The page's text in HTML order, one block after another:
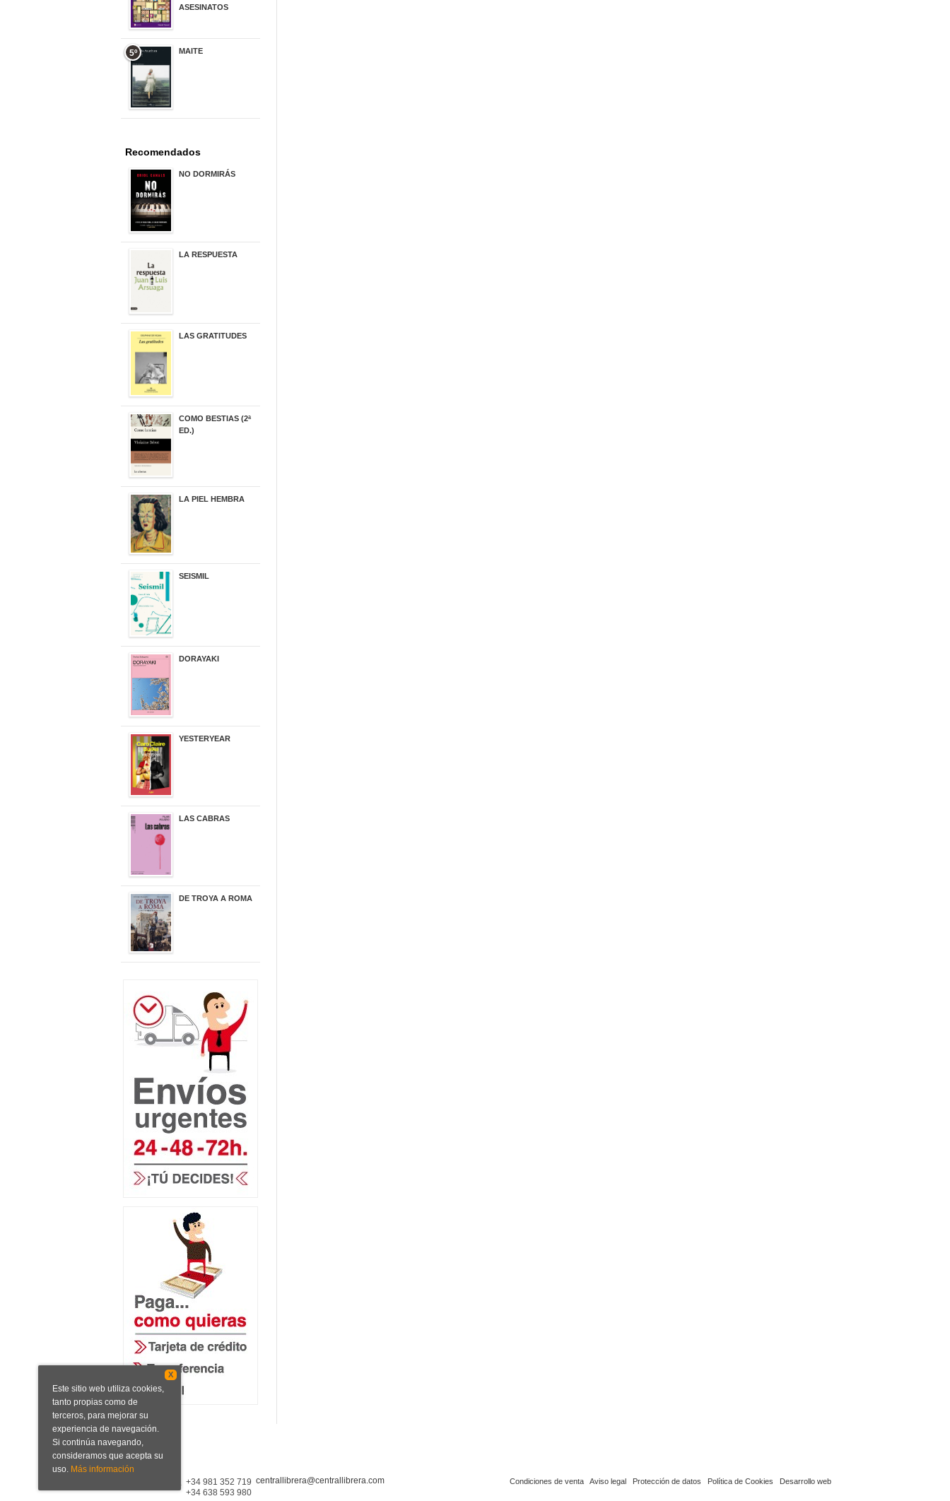
ASESINATOS
5º MAITE
Recomendados
NO DORMIRÁS
LA RESPUESTA
LAS GRATITUDES
COMO BESTIAS (2ª
ED.)
LA PIEL HEMBRA
SEISMIL
DORAYAKI
YESTERYEAR
LAS CABRAS
DE TROYA A ROMA
Condiciones de venta Aviso legal Protección de datos Política de Cookies Desarrollo web
+34 981 352 719
+34 638 593 980
centrallibrera@centrallibrera.com
X
Este sitio web utiliza cookies,
tanto propias como de
terceros, para mejorar su
experiencia de navegación.
Si continúa navegando,
consideramos que acepta su
uso. Más información